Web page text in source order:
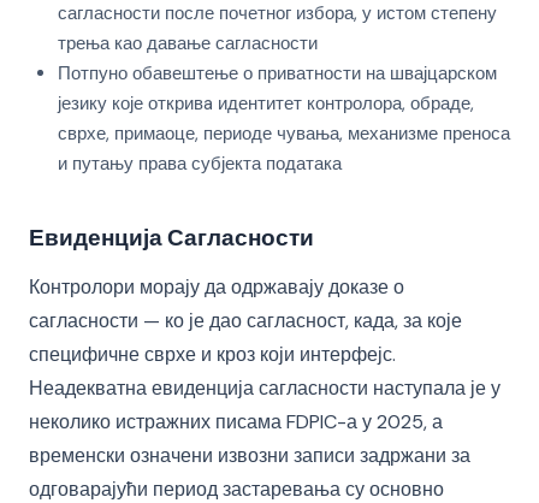
сагласности после почетног избора, у истом степену
трења као давање сагласности
Потпуно обавештење о приватности на швајцарском
језику које откривa идентитет контролора, обраде,
сврхе, примаоце, периоде чувања, механизме преноса
и путању права субјекта података
Евиденција Сагласности
Контролори морају да одржавају доказе о
сагласности — ко је дао сагласност, када, за које
специфичне сврхе и кроз који интерфејс.
Неадекватна евиденција сагласности наступала је у
неколико истражних писама FDPIC-а у 2025, а
временски означени извозни записи задржани за
одговарајући период застаревања су основно